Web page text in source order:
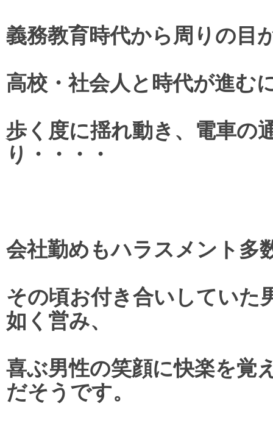
義務教育時代から周りの目
高校・社会人と時代が進む
歩く度に揺れ動き、電車の
り・・・・
会社勤めもハラスメント多
その頃お付き合いしていた
如く営み、
喜ぶ男性の笑顔に快楽を覚
だそうです。